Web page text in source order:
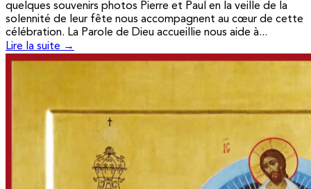
quelques souvenirs photos Pierre et Paul en la veille de la
solennité de leur fête nous accompagnent au cœur de cette
célébration. La Parole de Dieu accueillie nous aide à...
Lire la suite →